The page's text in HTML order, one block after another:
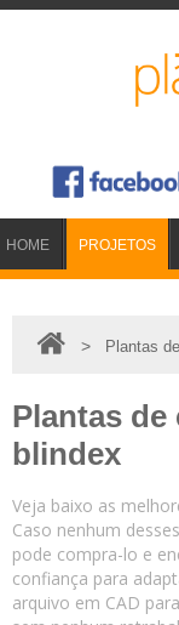
HOME PROJETOS
> Plantas
Plantas de
blindex
Veja baixo as
Caso nenhum
pode compra-lo e
confiança para
arquivo em CAD